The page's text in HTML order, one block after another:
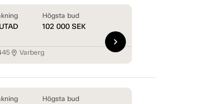
Högsta bud
102 000 SEK
location_on Varberg
chevron_right
Högsta bud